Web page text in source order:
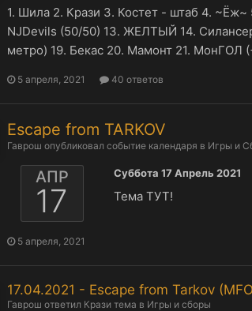
1. Шила 2. Крази 3. Костет - штаб 4. ~Ёж~
NJDevils (50/50) 13. ЖЕЛТЫЙ 14.
метро) 19. Бекас 20. Мамонт 21. МонГОЛ
5 апреля, 2021 40 ответов
Escape from TARKOV
Гаврош опубликовал событие календаря в Игры и
АПР
17
Суббота 17 Апрель 2021
Тема ТУТ!
5 апреля, 2021
17.04.2021 - Escape from Tarkov
Гаврош ответил Крази тема в Игры и сборы